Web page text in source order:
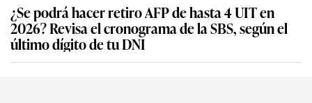
¿Se podrá hacer retiro AFP de hasta 4 UIT en
2026? Revisa el cronograma de la SBS, según el
último dígito de tu DNI